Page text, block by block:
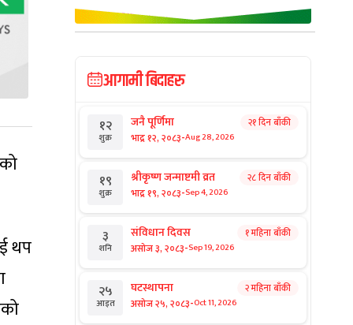
थप
आगामी बिदाहरु
१२
शुक्र
जनै पूर्णिमा
भाद्र १२, २०८३-Aug 28, 2026
२१ दिन बाँकी
१९
शुक्र
श्रीकृष्ण जन्माष्टमी व्रत
भाद्र १९, २०८३-Sep 4, 2026
२८ दिन बाँकी
३
शनि
संविधान दिवस
असोज ३, २०८३-Sep 19, 2026
१ महिना बाँकी
२५
आइत
घटस्थापना
असोज २५, २०८३-Oct 11, 2026
२ महिना बाँकी